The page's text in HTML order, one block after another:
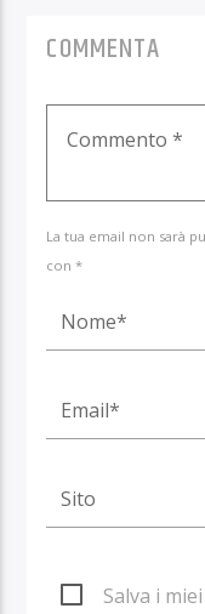
COMMENTA
La tua email non sarà
con *
Salva i